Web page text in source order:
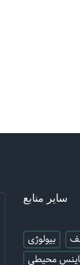
سایر منابع
بیولوژی
محیطی